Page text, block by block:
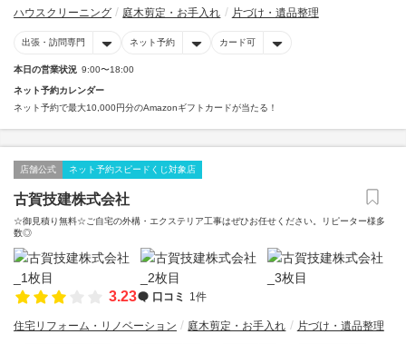
ハウスクリーニング
庭木剪定・お手入れ 片づけ・遺品整理
出張・訪問専門 ネット予約 カード可
本日の営業状況 9:00〜18:00
ネット予約カレンダー
ネット予約で最大10,000円分のAmazonギフトカードが当たる！
店舗公式 ネット予約スピードくじ対象店
古賀技建株式会社
☆御見積り無料☆ご自宅の外構・エクステリア工事はぜひお任せください。リピーター様多
数◎
3.23 口コミ 1件
住宅リフォーム・リノベーション 庭木剪定・お手入れ 片づけ・遺品整理